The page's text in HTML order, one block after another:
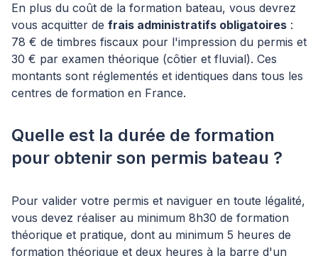
En plus du coût de la formation bateau, vous devrez
vous acquitter de frais administratifs obligatoires :
78 € de timbres fiscaux pour l'impression du permis et
30 € par examen théorique (côtier et fluvial). Ces
montants sont réglementés et identiques dans tous les
centres de formation en France.
Quelle est la durée de formation
pour obtenir son permis bateau ?
Pour valider votre permis et naviguer en toute légalité,
vous devez réaliser au minimum 8h30 de formation
théorique et pratique, dont au minimum 5 heures de
formation théorique et deux heures à la barre d'un